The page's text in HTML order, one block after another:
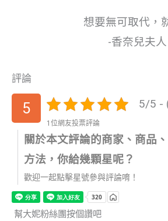
想要無可取代，
-香奈兒夫
評論
5 5/5 -
1位網友投票評論
關於本文評論的商家、商品
方法，你給幾顆星呢？
歡迎一起點擊星號參與評論唷！
幫大妮粉絲團按個讚吧